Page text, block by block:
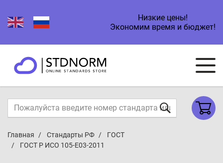
Низкие цены!
Экономим время и бюджет!
Главная Стандарты РФ
ГОСТ
ГОСТ Р ИСО 105-E03-2011